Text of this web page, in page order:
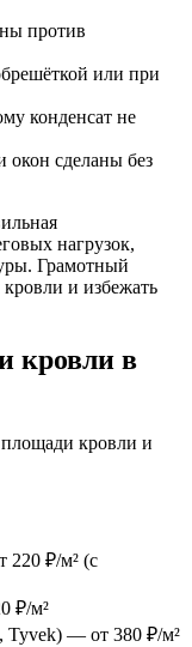
против
или при
конденсат не
окон сделаны без
нагрузок,
Грамотный
и избежать
кровли в
кровли и
220 ₽/м² (с
₽/м²
Tyvek) — от 380 ₽/м²